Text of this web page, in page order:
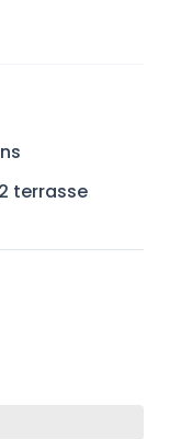
terrasse